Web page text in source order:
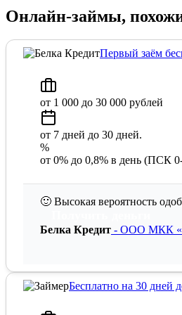
Онлайн-займы,
Первый заём
от 1 000 до 30 000 рублей
от 7 дней до 30 дней.
%
от 0% до 0,8% в день (ПСК
🙂 Высокая вероятность
Белка Кредит - ООО МКК
Бесплатно на 30 дней